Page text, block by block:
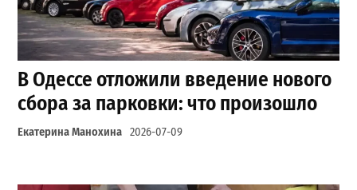
В Одессе отложили введение нового
сбора за парковки: что произошло
Екатерина Манохина 2026-07-09